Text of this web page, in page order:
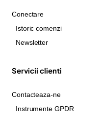
Conectare
Istoric comenzi
Newsletter
Servicii clienti
Contacteaza-ne
Instrumente GPDR